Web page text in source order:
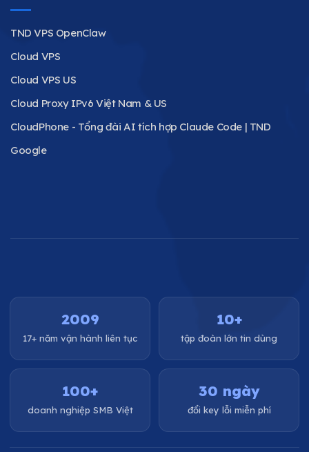
TND VPS OpenClaw
Cloud VPS
Cloud VPS US
Cloud Proxy IPv6 Việt Nam & US
CloudPhone - Tổng đài AI tích hợp Claude Code | TND
Google
2009
17+ năm vận hành liên tục
10+
tập đoàn lớn tin dùng
100+
doanh nghiệp SMB Việt
30 ngày
đổi key lỗi miễn phí